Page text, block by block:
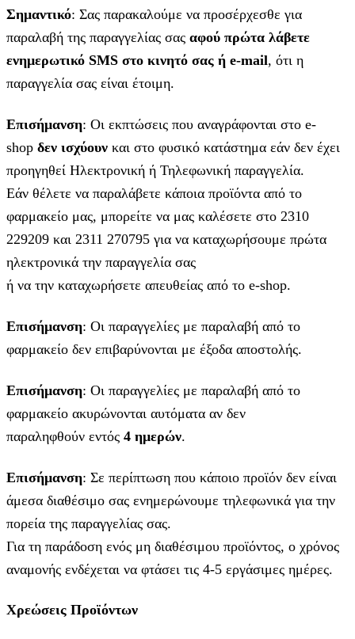
Σημαντικό: Σας παρακαλούμε να προσέρχεσθε για
παραλαβή της παραγγελίας σας αφού πρώτα λάβετε
ενημερωτικό SMS στο κινητό σας ή e-mail, ότι η
παραγγελία σας είναι έτοιμη.
Επισήμανση: Οι εκπτώσεις που αναγράφονται στο e-
shop δεν ισχύουν και στο φυσικό κατάστημα εάν δεν έχει
προηγηθεί Ηλεκτρονική ή Τηλεφωνική παραγγελία.
Εάν θέλετε να παραλάβετε κάποια προϊόντα από το
φαρμακείο μας, μπορείτε να μας καλέσετε στο 2310
229209 και 2311 270795 για να καταχωρήσουμε πρώτα
ηλεκτρονικά την παραγγελία σας
ή να την καταχωρήσετε απευθείας από το e-shop.
Επισήμανση: Οι παραγγελίες με παραλαβή από το
φαρμακείο δεν επιβαρύνονται με έξοδα αποστολής.
Επισήμανση: Οι παραγγελίες με παραλαβή από το
φαρμακείο ακυρώνονται αυτόματα αν δεν
παραληφθούν εντός 4 ημερών.
Επισήμανση: Σε περίπτωση που κάποιο προϊόν δεν είναι
άμεσα διαθέσιμο σας ενημερώνουμε τηλεφωνικά για την
πορεία της παραγγελίας σας.
Για τη παράδοση ενός μη διαθέσιμου προϊόντος, ο χρόνος
αναμονής ενδέχεται να φτάσει τις 4-5 εργάσιμες ημέρες.
Χρεώσεις Προϊόντων